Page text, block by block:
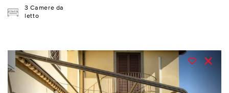
3 Camere da
letto